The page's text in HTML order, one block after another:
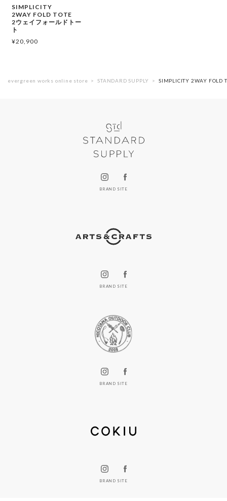
SIMPLICITY
2WAY FOLD TOTE
2ウェイフォールドトー
ト
¥20,900
evergreen works online store STANDARD SUPPLY SIMPLICITY 2WAY FOLD
BRAND SITE
BRAND SITE
BRAND SITE
BRAND SITE